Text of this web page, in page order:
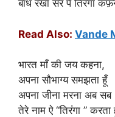
बाँध रखा सर पे तिरंगा
Read Also: Vande
भारत माँ की जय कहना,
अपना सौभाग्य समझता हूँ
अपना जीना मरना अब सब
तेरे नाम ऐ “तिरंगा ” करता